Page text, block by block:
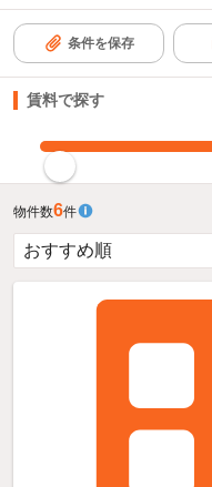
条件を保存
賃料で探す
物件数6件